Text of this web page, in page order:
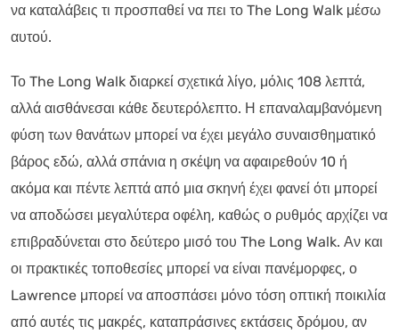
να καταλάβεις τι προσπαθεί να πει το The Long Walk μέσω
αυτού.
Το The Long Walk διαρκεί σχετικά λίγο, μόλις 108 λεπτά,
αλλά αισθάνεσαι κάθε δευτερόλεπτο. Η επαναλαμβανόμενη
φύση των θανάτων μπορεί να έχει μεγάλο συναισθηματικό
βάρος εδώ, αλλά σπάνια η σκέψη να αφαιρεθούν 10 ή
ακόμα και πέντε λεπτά από μια σκηνή έχει φανεί ότι μπορεί
να αποδώσει μεγαλύτερα οφέλη, καθώς ο ρυθμός αρχίζει να
επιβραδύνεται στο δεύτερο μισό του The Long Walk. Αν και
οι πρακτικές τοποθεσίες μπορεί να είναι πανέμορφες, ο
Lawrence μπορεί να αποσπάσει μόνο τόση οπτική ποικιλία
από αυτές τις μακρές, καταπράσινες εκτάσεις δρόμου, αν